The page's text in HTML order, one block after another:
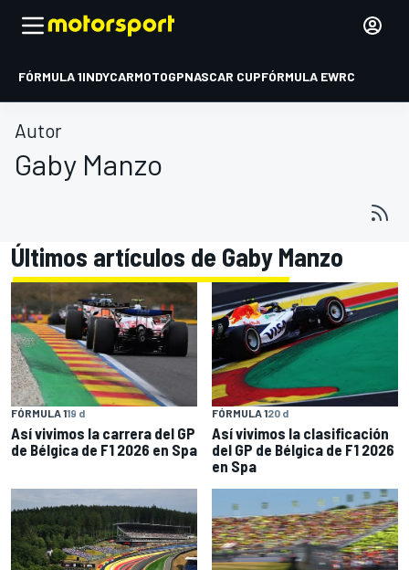
FÓRMULA 1INDYCARMOTOGPNASCAR CUPFÓRMULA EWRC
Autor
Gaby Manzo
Últimos artículos de Gaby Manzo
FÓRMULA 119 d
Así vivimos la carrera del GP
de Bélgica de F1 2026 en Spa
FÓRMULA 120 d
Así vivimos la clasificación
del GP de Bélgica de F1 2026
en Spa